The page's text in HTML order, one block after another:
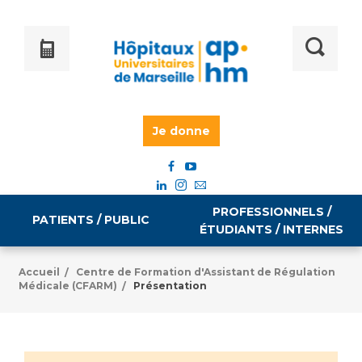
Je donne
PATIENTS / PUBLIC
Informations pratiques
PROFESSIONNELS /
ÉTUDIANTS / INTERNES
Égalité professionnelle
Emploi / formation
Accueil /
Centre de Formation d'Assistant de Régulation
Médicale (CFARM) / Présentation